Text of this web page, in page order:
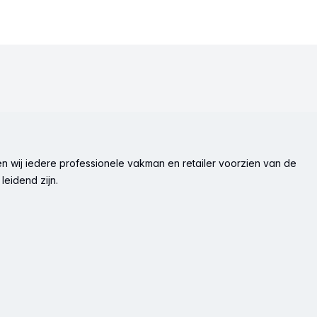
wij iedere professionele vakman en retailer voorzien van de
zijn.